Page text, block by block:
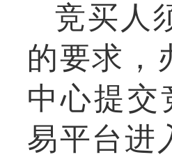
竞买人
的要求，
中心提交
易平台进